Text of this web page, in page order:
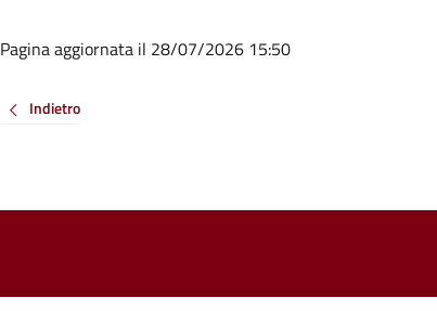
Pagina aggiornata il 28/07/2026 15:50
Indietro